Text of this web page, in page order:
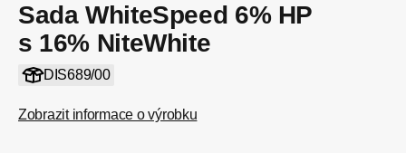
Sada WhiteSpeed 6% HP
s 16% NiteWhite
DIS689/00
Zobrazit informace o výrobku